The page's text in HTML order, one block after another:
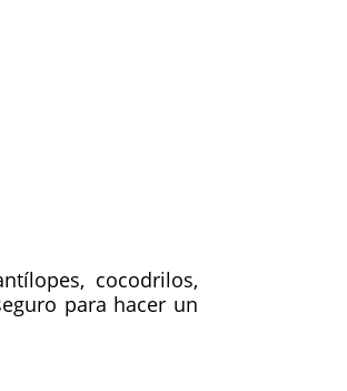
cocodrilos,
para hacer un